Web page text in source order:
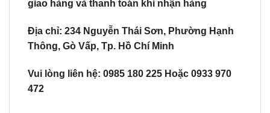
giao hàng và thanh toán khi nhận hàng
Địa chỉ: 234 Nguyễn Thái Sơn, Phường Hạnh
Thông, Gò Vấp, Tp. Hồ Chí Minh
Vui lòng liên hệ: 0985 180 225 Hoặc 0933 970
472